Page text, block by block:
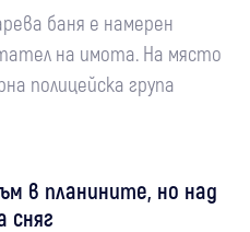
баня е намерен
на имота. На място
полицейска група
в планините, но над
сняг